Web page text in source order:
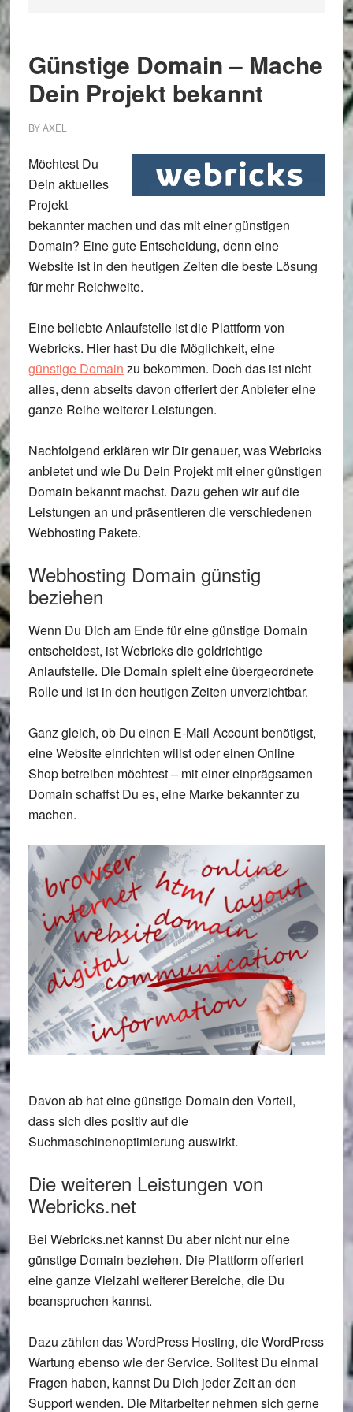
Günstige Domain – Mache
Dein Projekt bekannt
BYAXEL
Möchtest Du
Dein aktuelles
Projekt
bekannter machen und das mit einer günstigen
Domain? Eine gute Entscheidung, denn eine
Website ist in den heutigen Zeiten die beste Lösung
für mehr Reichweite.
Eine beliebte Anlaufstelle ist die Plattform von
Webricks. Hier hast Du die Möglichkeit, eine
günstige Domain zu bekommen. Doch das ist nicht
alles, denn abseits davon offeriert der Anbieter eine
ganze Reihe weiterer Leistungen.
Nachfolgend erklären wir Dir genauer, was Webricks
anbietet und wie Du Dein Projekt mit einer günstigen
Domain bekannt machst. Dazu gehen wir auf die
Leistungen an und präsentieren die verschiedenen
Webhosting Pakete.
Webhosting Domain günstig
beziehen
Wenn Du Dich am Ende für eine günstige Domain
entscheidest, ist Webricks die goldrichtige
Anlaufstelle. Die Domain spielt eine übergeordnete
Rolle und ist in den heutigen Zeiten unverzichtbar.
Ganz gleich, ob Du einen E-Mail Account benötigst,
eine Website einrichten willst oder einen Online
Shop betreiben möchtest – mit einer einprägsamen
Domain schaffst Du es, eine Marke bekannter zu
machen.
Davon ab hat eine günstige Domain den Vorteil,
dass sich dies positiv auf die
Suchmaschinenoptimierung auswirkt.
Die weiteren Leistungen von
Webricks.net
Bei Webricks.net kannst Du aber nicht nur eine
günstige Domain beziehen. Die Plattform offeriert
eine ganze Vielzahl weiterer Bereiche, die Du
beanspruchen kannst.
Dazu zählen das WordPress Hosting, die WordPress
Wartung ebenso wie der Service. Solltest Du einmal
Fragen haben, kannst Du Dich jeder Zeit an den
Support wenden. Die Mitarbeiter nehmen sich gerne